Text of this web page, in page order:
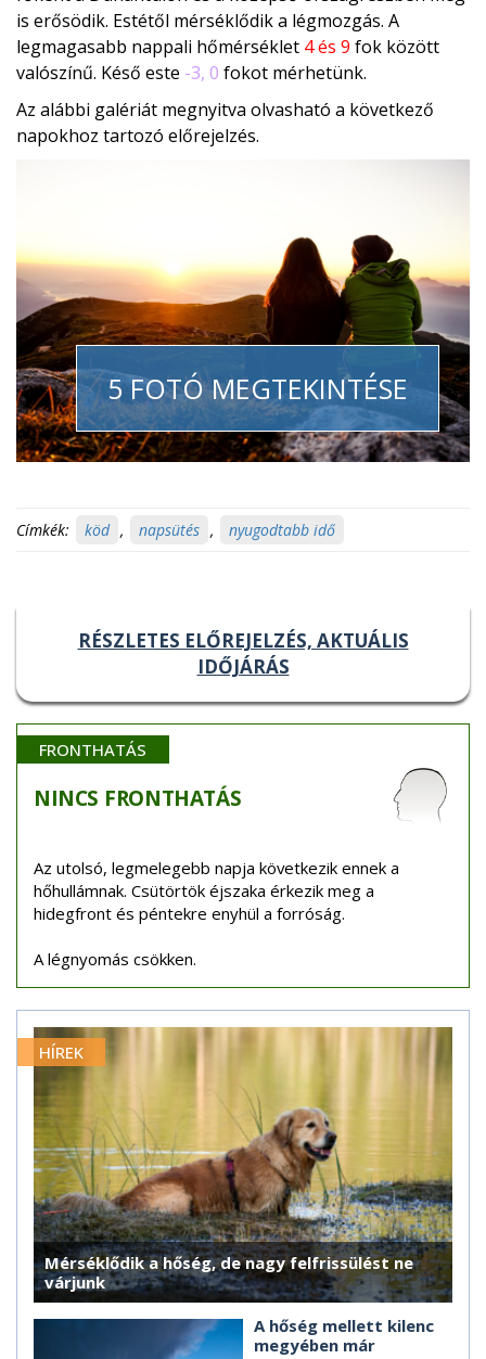
is erősödik. Estétől mérséklődik a légmozgás. A
legmagasabb nappali hőmérséklet 4 és 9 fok között
valószínű. Késő este -3, 0 fokot mérhetünk.
Az alábbi galériát megnyitva olvasható a következő
napokhoz tartozó előrejelzés.
5 FOTÓ MEGTEKINTÉSE
Címkék: köd , napsütés , nyugodtabb idő
RÉSZLETES ELŐREJELZÉS, AKTUÁLIS
IDŐJÁRÁS
FRONTHATÁS
NINCS FRONTHATÁS
Az utolsó, legmelegebb napja következik ennek a
hőhullámnak. Csütörtök éjszaka érkezik meg a
hidegfront és péntekre enyhül a forróság.
A légnyomás csökken.
HÍREK
Mérséklődik a hőség, de nagy felfrissülést ne
várjunk
A hőség mellett kilenc
megyében már